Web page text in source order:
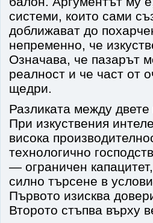
системи, които сами
доближават до
непременно, че
Означава, че пазарът
реалност и че част от
щедри.
Разликата между
При изкуствения
висока
технологично
— ограничен
силно търсене в
Първото изисква
Второто стъпва върху